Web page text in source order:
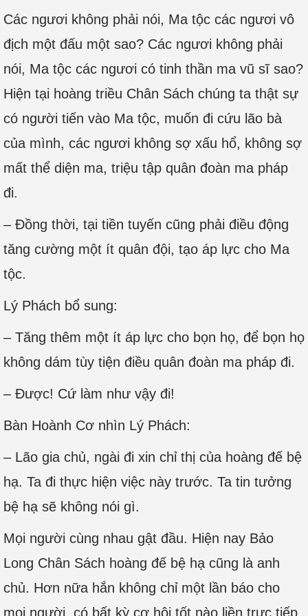
Các ngươi không phải nói, Ma tộc các ngươi vô
địch một đấu một sao? Các ngươi không phải
nói, Ma tộc các ngươi có tinh thần ma vũ sĩ sao?
Hiện tại hoàng triều Chân Sách chúng ta thật sự
có người tiến vào Ma tộc, muốn đi cứu lão bà
của mình, các ngươi không sợ xấu hổ, không sợ
mất thể diện ma, triệu tập quân đoàn ma pháp
đi.
– Đồng thời, tại tiền tuyến cũng phải điều động
tăng cường một ít quân đội, tạo áp lực cho Ma
tộc.
Lý Phách bổ sung:
– Tăng thêm một ít áp lực cho bọn họ, để bọn họ
không dám tùy tiện điều quân đoàn ma pháp đi.
– Được! Cứ làm như vậy đi!
Bàn Hoành Cơ nhìn Lý Phách:
– Lão gia chủ, ngài đi xin chỉ thị của hoàng đế bệ
hạ. Ta đi thực hiện việc này trước. Ta tin tưởng
bệ hạ sẽ không nói gì.
Mọi người cùng nhau gật đầu. Hiện nay Bảo
Long Chân Sách hoàng đế bệ hạ cũng là anh
chủ. Hơn nữa hắn không chỉ một lần báo cho
mọi người, có bất kỳ cơ hội tốt nào liền trực tiếp